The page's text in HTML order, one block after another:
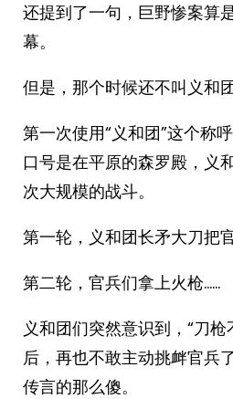
还提到了一句，巨野惨案算
幕。
但是，那个时候还不叫义和团
第一次使用“义和团”这个称
口号是在平原的森罗殿，义
次大规模的战斗。
第一轮，义和团长矛大刀把
第二轮，官兵们拿上火枪……
义和团们突然意识到，“刀
后，再也不敢主动挑衅官兵
传言的那么傻。